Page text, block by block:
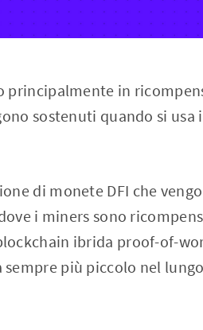
in
sostenuti quando si usa
di monete DFI che
i miners sono
ibrida proof-of-
più piccolo nel